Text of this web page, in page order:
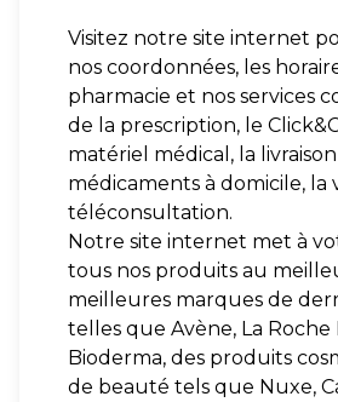
Visitez notre site internet
nos coordonnées, les
pharmacie et nos services
de la prescription, le
matériel médical, la
médicaments à domicile, la
téléconsultation.
Notre site internet met à
tous nos produits au
meilleures marques de
telles que Avène, La Roche
Bioderma, des produits
de beauté tels que Nuxe,